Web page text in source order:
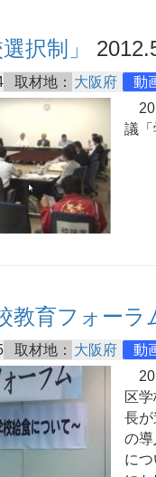
択制」
取材地： 大阪府
動
議「
教育フォーラ
取材地： 大阪府
動
区
長
の
に